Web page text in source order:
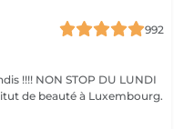
992
!!!! NON STOP DU LUNDI